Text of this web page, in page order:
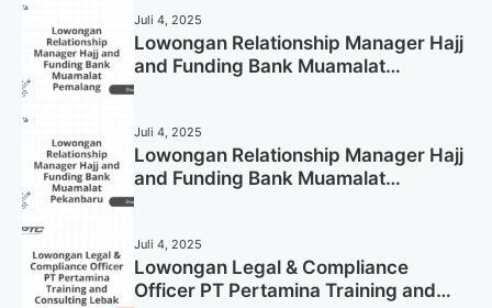
Juli 4, 2025
Lowongan Relationship Manager Hajj
and Funding Bank Muamalat
Juli 4, 2025
Lowongan Relationship Manager Hajj
and Funding Bank Muamalat
Juli 4, 2025
Lowongan Legal & Compliance
Officer PT Pertamina Training and